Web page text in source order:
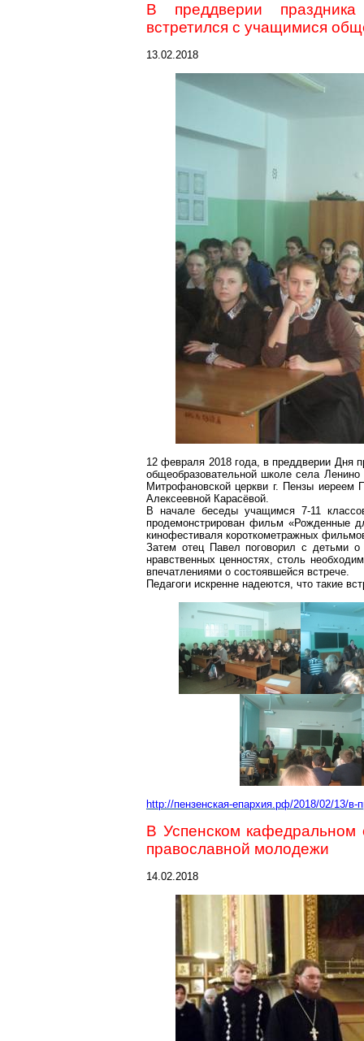
В преддверии праздника
встретился с учащимися
13.02.2018
12 февраля 2018 года, в преддверии Дня
общеобразовательной школе села Ленино
Митрофановской церкви г. Пензы иереем
Алексеевной Карасёвой.
В начале беседы учащимся 7-11
продемонстрирован фильм «Рожденные
кинофестиваля короткометражных
Затем отец Павел поговорил с детьми
нравственных ценностях, столь
впечатлениями о состоявшейся встрече.
Педагоги искренне надеются, что такие
http://пензенская-епархия.рф/2018/02/13/в-
В Успенском
православной молодежи
14.02.2018